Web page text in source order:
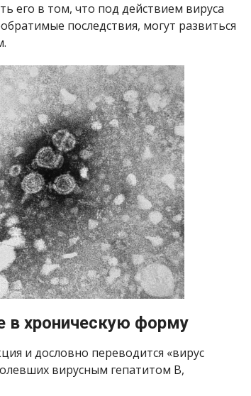
его в том, что под действием вируса
последствия, могут развиться
в хроническую форму
и дословно переводится «вирус
вирусным гепатитом В,